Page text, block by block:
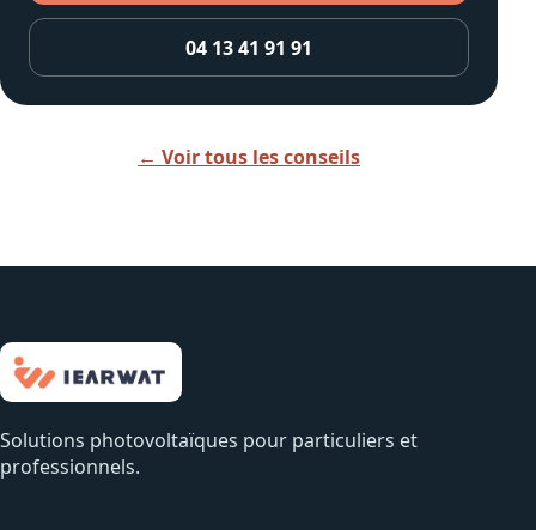
04 13 41 91 91
← Voir tous les conseils
Solutions photovoltaïques pour particuliers et
professionnels.